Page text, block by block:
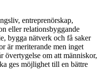
entreprenörskap,
eller relationsbyggande
bygga nätverk och få saker
är meriterande men inget
övertygelse om att människor,
ges möjlighet till en bättre